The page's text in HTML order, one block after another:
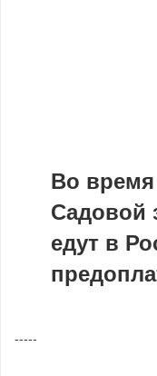
Во
Садовой
едут в
-----